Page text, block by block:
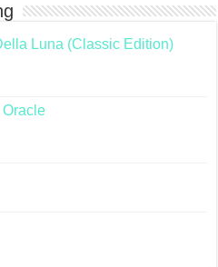
Luna (Classic Edition)
Oracle